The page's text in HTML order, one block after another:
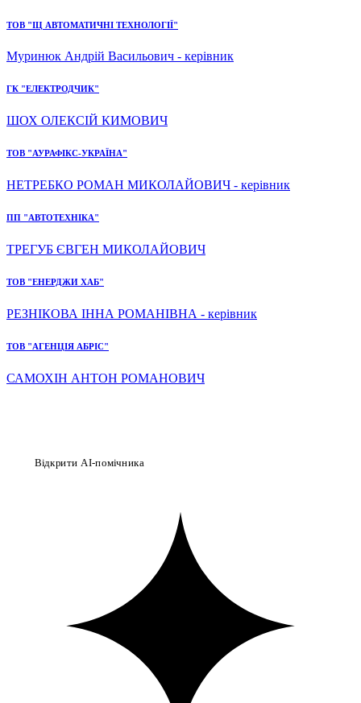
ТОВ "ІЦ АВТОМАТИЧНІ ТЕХНОЛОГІЇ"
Муринюк Андрій Васильович - керівник
ГК "ЕЛЕКТРОДЧИК"
ШОХ ОЛЕКСІЙ КИМОВИЧ
ТОВ "АУРАФІКС-УКРАЇНА"
НЕТРЕБКО РОМАН МИКОЛАЙОВИЧ - керівник
ПП "АВТОТЕХНІКА"
ТРЕГУБ ЄВГЕН МИКОЛАЙОВИЧ
ТОВ "ЕНЕРДЖИ ХАБ"
РЕЗНІКОВА ІННА РОМАНІВНА - керівник
ТОВ "АГЕНЦІЯ АБРІС"
САМОХІН АНТОН РОМАНОВИЧ
Відкрити AI-помічника